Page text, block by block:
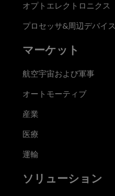
オプトエレクトロニクス
プロセッサ&周辺デバイス
マーケット
航空宇宙および軍事
オートモーティブ
産業
医療
運輸
ソリューション